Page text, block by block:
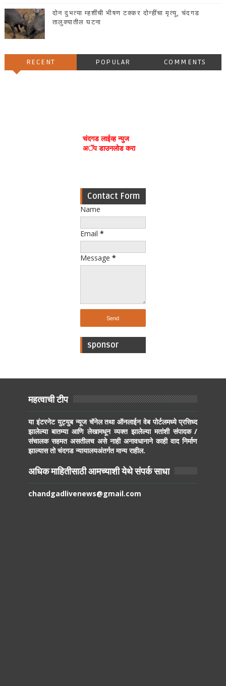
दोन दुभत्या म्हशींची भीषण टक्कर दोन्हींचा मृत्यू, चंदगड
तालुक्यातील घटना
RECENT POPULAR COMMENTS
चंदगड लाईव्ह न्युज
अॅप डाउनलोड करा
Contact Form
Name
Email *
Message *
sponsor
महत्वाची टीप
या इंटरनेट युट्युब न्यूज चॅनेल तथा ऑनलाईन वेब पोर्टलमध्ये प्रसिध्द
झालेल्या बातम्या आणि लेखामधून व्यक्त झालेल्या मतांशी संपादक /
संचालक सहमत असतीलच असे नाही अनावधानाने काही वाद निर्माण
झाल्यास तो चंदगड न्यायालयअंतर्गत मान्य राहील.
अधिक माहितीसाठी आमच्याशी येथे संपर्क साधा
chandgadlivenews@gmail.com